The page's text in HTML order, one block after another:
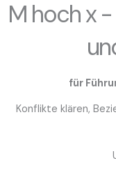
M hoch x
für
Konflikte klären,